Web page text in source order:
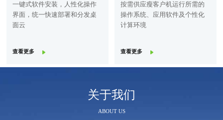
一键式软件安装，人性化操作
界面，统一快速部署和分发桌
面云
查看更多
按需供应瘦客户机运行所需的
操作系统、应用软件及个性化
计算环境
查看更多
关于我们
ABOUT US